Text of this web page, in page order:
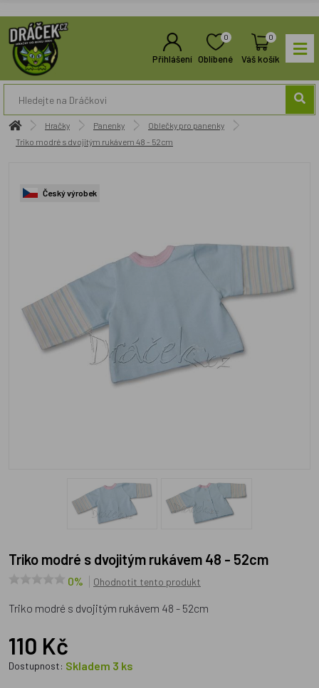
Přihlášení
0
Oblíbené
0
Váš košík
Hračky Panenky
Oblečky pro panenky
Triko modré s dvojitým rukávem 48 - 52cm
Český výrobek
Triko modré s dvojitým rukávem 48 - 52cm
0% Ohodnotit tento produkt
Triko modré s dvojitým rukávem 48 - 52cm
110 Kč
Dostupnost: Skladem 3 ks